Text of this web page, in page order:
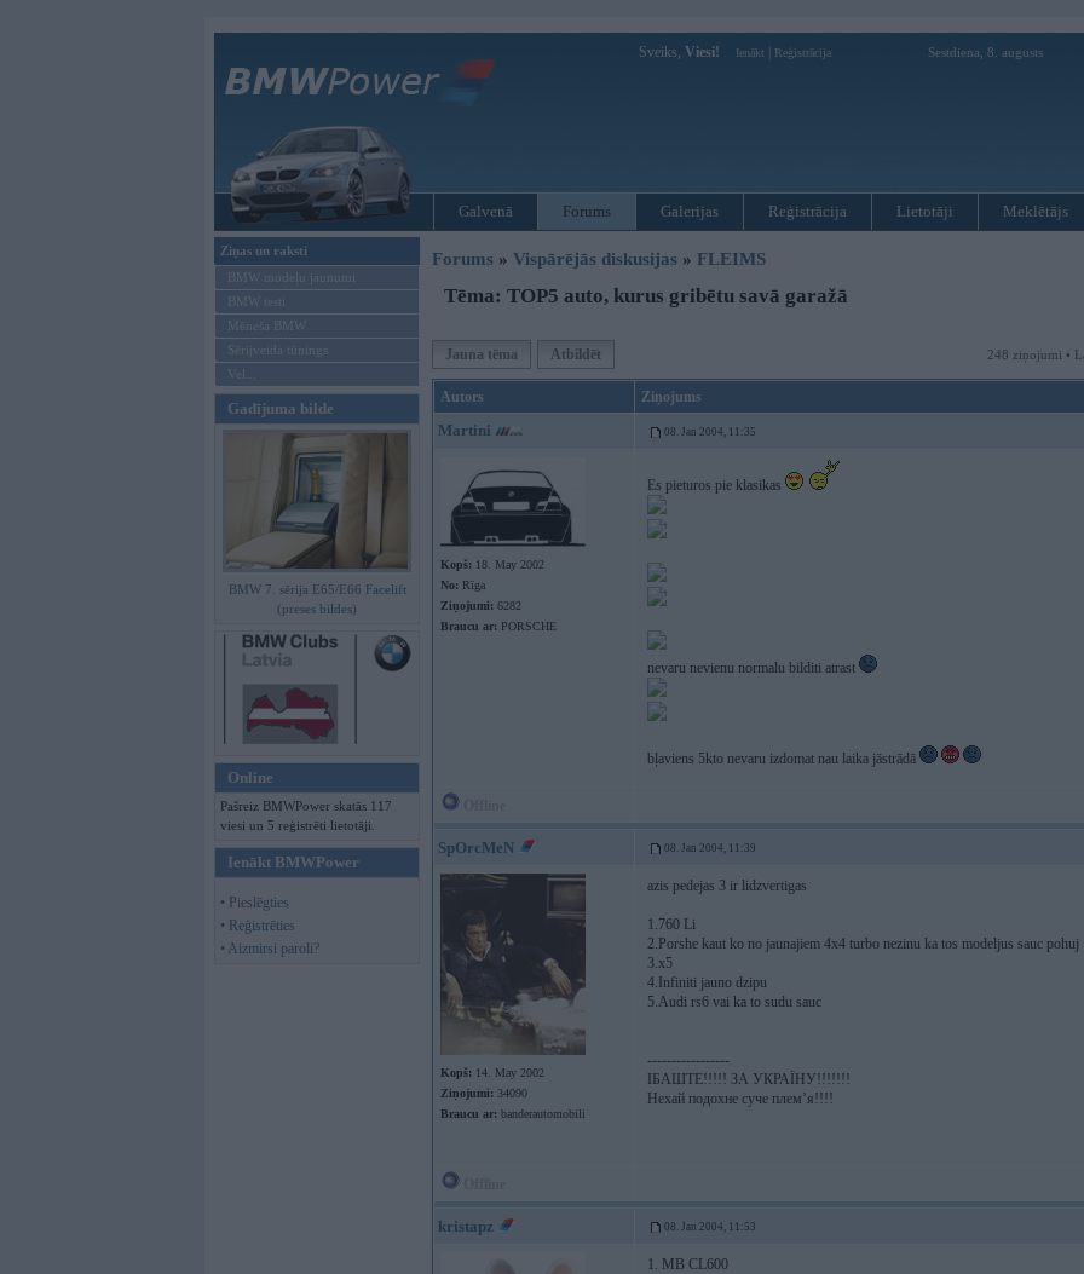
Sveiks, Viesi! Ienākt Reģistrācija Sestdiena, 8. augusts
Galvenā Forums Galerijas Reģistrācija Lietotāji Meklētājs
Ziņas un raksti
BMW modeļu jaunumi
BMW testi
Mēneša BMW
Sērijveida tūnings
Vel...
Gadījuma bilde
BMW 7. sērija E65/E66 Facelift
(preses bildes)
Online
Pašreiz BMWPower skatās 117
viesi un 5 reģistrēti lietotāji.
Ienākt BMWPower
• Pieslēgties
• Reģistrēties
• Aizmirsi paroli?
Forums » Vispārējās diskusijas » FLEIMS
Tēma: TOP5 auto, kurus gribētu savā garažā
Jauna tēma Atbildēt 248 ziņojumi •
Autors Ziņojums
Martini 08. Jan 2004, 11:35
Kopš: 18. May 2002
No: Rīga
Ziņojumi: 6282
Braucu ar: PORSCHE
Es pieturos pie klasikas
nevaru nevienu normalu bilditi atrast
bļaviens 5kto nevaru izdomat nau laika jāstrādā
SpOrcMeN 08. Jan 2004, 11:39
Kopš: 14. May 2002
Ziņojumi: 34090
Braucu ar: banderautomobili
azis pedejas 3 ir lidzvertigas
1.760 Li
2.Porshe kaut ko no jaunajiem 4x4 turbo nezinu ka tos modeljus sauc pohuj
3.x5
4.Infiniti jauno dzipu
5.Audi rs6 vai ka to sudu sauc
-----------------
ІБАШТЕ!!!!! ЗА УКРАЇНУ!!!!!!!
Нехай подохне суче плем’я!!!!
kristapz 08. Jan 2004, 11:53
1. MB CL600